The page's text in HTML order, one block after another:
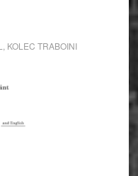
KOLEC TRABOINI